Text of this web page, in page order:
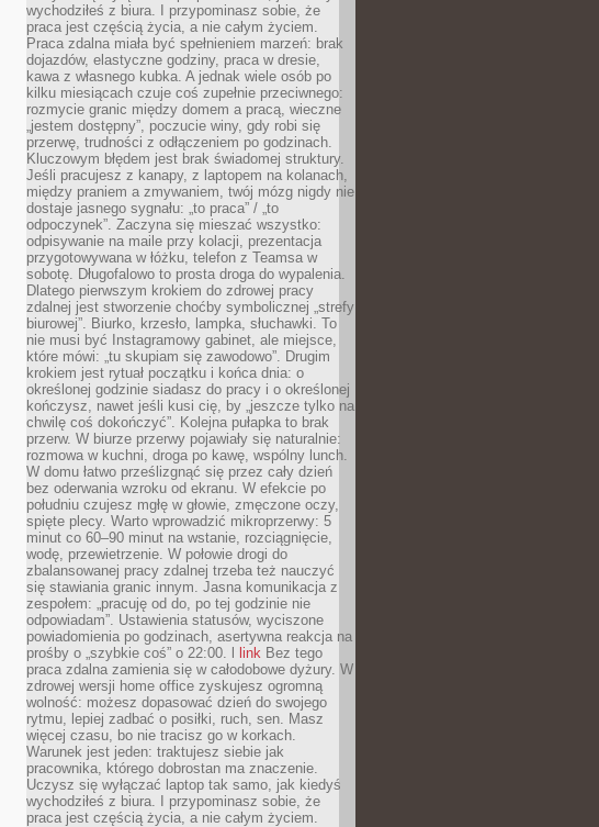
wychodziłeś z biura. I przypominasz sobie, że
praca jest częścią życia, a nie całym życiem.
Praca zdalna miała być spełnieniem marzeń: brak
dojazdów, elastyczne godziny, praca w dresie,
kawa z własnego kubka. A jednak wiele osób po
kilku miesiącach czuje coś zupełnie przeciwnego:
rozmycie granic między domem a pracą, wieczne
„jestem dostępny”, poczucie winy, gdy robi się
przerwę, trudności z odłączeniem po godzinach.
Kluczowym błędem jest brak świadomej struktury.
Jeśli pracujesz z kanapy, z laptopem na kolanach,
między praniem a zmywaniem, twój mózg nigdy nie
dostaje jasnego sygnału: „to praca” / „to
odpoczynek”. Zaczyna się mieszać wszystko:
odpisywanie na maile przy kolacji, prezentacja
przygotowywana w łóżku, telefon z Teamsa w
sobotę. Długofalowo to prosta droga do wypalenia.
Dlatego pierwszym krokiem do zdrowej pracy
zdalnej jest stworzenie choćby symbolicznej „strefy
biurowej”. Biurko, krzesło, lampka, słuchawki. To
nie musi być Instagramowy gabinet, ale miejsce,
które mówi: „tu skupiam się zawodowo”. Drugim
krokiem jest rytuał początku i końca dnia: o
określonej godzinie siadasz do pracy i o określonej
kończysz, nawet jeśli kusi cię, by „jeszcze tylko na
chwilę coś dokończyć”. Kolejna pułapka to brak
przerw. W biurze przerwy pojawiały się naturalnie:
rozmowa w kuchni, droga po kawę, wspólny lunch.
W domu łatwo prześlizgnąć się przez cały dzień
bez oderwania wzroku od ekranu. W efekcie po
południu czujesz mgłę w głowie, zmęczone oczy,
spięte plecy. Warto wprowadzić mikroprzerwy: 5
minut co 60–90 minut na wstanie, rozciągnięcie,
wodę, przewietrzenie. W połowie drogi do
zbalansowanej pracy zdalnej trzeba też nauczyć
się stawiania granic innym. Jasna komunikacja z
zespołem: „pracuję od do, po tej godzinie nie
odpowiadam”. Ustawienia statusów, wyciszone
powiadomienia po godzinach, asertywna reakcja na
prośby o „szybkie coś” o 22:00. l
link Bez tego
praca zdalna zamienia się w całodobowe dyżury. W
zdrowej wersji home office zyskujesz ogromną
wolność: możesz dopasować dzień do swojego
rytmu, lepiej zadbać o posiłki, ruch, sen. Masz
więcej czasu, bo nie tracisz go w korkach.
Warunek jest jeden: traktujesz siebie jak
pracownika, którego dobrostan ma znaczenie.
Uczysz się wyłączać laptop tak samo, jak kiedyś
wychodziłeś z biura. I przypominasz sobie, że
praca jest częścią życia, a nie całym życiem.